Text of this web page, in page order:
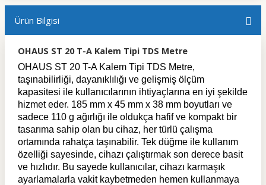
Ürün Bilgisi
OHAUS ST 20 T-A Kalem Tipi TDS Metre
OHAUS ST 20 T-A Kalem Tipi TDS Metre,
taşınabilirliği, dayanıklılığı ve gelişmiş ölçüm
kapasitesi ile kullanıcılarının ihtiyaçlarına en iyi şekilde
hizmet eder. 185 mm x 45 mm x 38 mm boyutları ve
sadece 110 g ağırlığı ile oldukça hafif ve kompakt bir
tasarıma sahip olan bu cihaz, her türlü çalışma
ortamında rahatça taşınabilir. Tek düğme ile kullanım
özelliği sayesinde, cihazı çalıştırmak son derece basit
ve hızlıdır. Bu sayede kullanıcılar, cihazı karmaşık
ayarlamalarla vakit kaybetmeden hemen kullanmaya